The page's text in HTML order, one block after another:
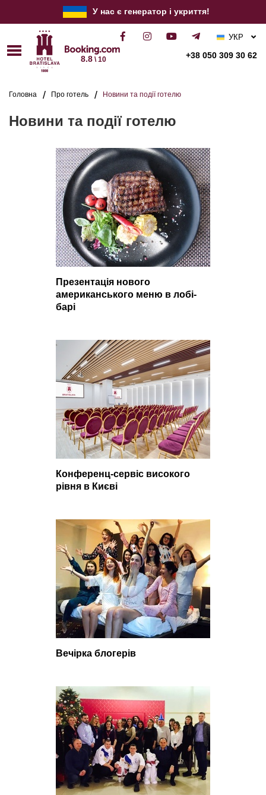
У нас є генератор і укриття!
8.8\ 10 +38 050 309 30 62
РУС
УКР
Головна Про готель Новини та події готелю
Новини та події готелю
Презентація нового
американського меню в лобі-
барі
Конференц-сервіс високого
рівня в Києві
Вечірка блогерів